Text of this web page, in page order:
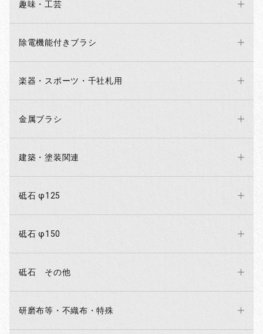
趣味・工芸
除電機能付きブラシ
楽器・スポーツ・千社札用
金属ブラシ
建築・塗装関連
砥石 φ125
砥石 φ150
砥石 その他
研磨布等・不織布・特殊